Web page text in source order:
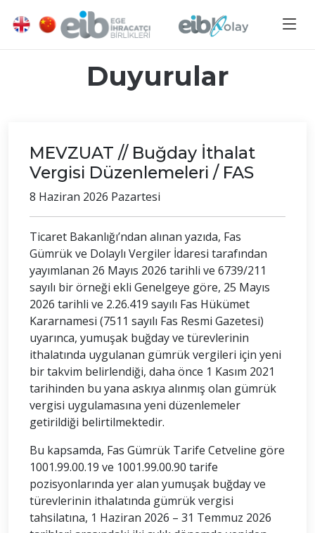
Duyurular
MEVZUAT // Buğday İthalat
Vergisi Düzenlemeleri / FAS
8 Haziran 2026 Pazartesi
Ticaret Bakanlığı’ndan alınan yazıda, Fas
Gümrük ve Dolaylı Vergiler İdaresi tarafından
yayımlanan 26 Mayıs 2026 tarihli ve 6739/211
sayılı bir örneği ekli Genelgeye göre, 25 Mayıs
2026 tarihli ve 2.26.419 sayılı Fas Hükümet
Kararnamesi (7511 sayılı Fas Resmi Gazetesi)
uyarınca, yumuşak buğday ve türevlerinin
ithalatında uygulanan gümrük vergileri için yeni
bir takvim belirlendiği, daha önce 1 Kasım 2021
tarihinden bu yana askıya alınmış olan gümrük
vergisi uygulamasına yeni düzenlemeler
getirildiği belirtilmektedir.
Bu kapsamda, Fas Gümrük Tarife Cetveline göre
1001.99.00.19 ve 1001.99.00.90 tarife
pozisyonlarında yer alan yumuşak buğday ve
türevlerinin ithalatında gümrük vergisi
tahsilatına, 1 Haziran 2026 – 31 Temmuz 2026